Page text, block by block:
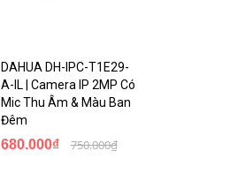
DAHUA DH-IPC-T1E29-
A-IL | Camera IP 2MP Có
Mic Thu Âm & Màu Ban
Đêm
680.000₫ 750.000₫